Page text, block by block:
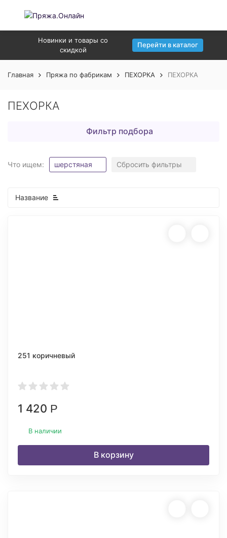
Новинки и товары со
скидкой
Перейти в каталог
Главная Пряжа по фабрикам ПЕХОРКА ПЕХОРКА
ПЕХОРКА
Фильтр подбора
Что ищем: шерстяная Сбросить фильтры
Название
251 коричневый
1 420 Р
В наличии
В корзину